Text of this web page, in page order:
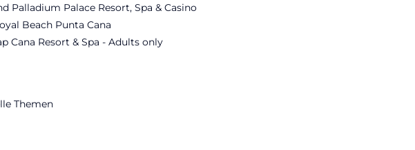
Palladium Palace Resort, Spa & Casino
Beach Punta Cana
Cana Resort & Spa - Adults only
Themen